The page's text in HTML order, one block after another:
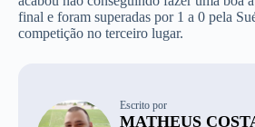
final e foram superadas por 1 a 0 pela
competição no terceiro lugar.
Escrito por
MATHEUS